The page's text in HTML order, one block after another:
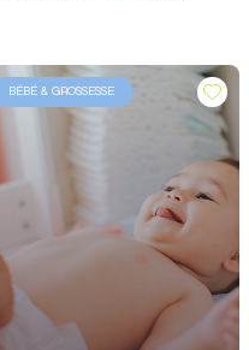
BÉBÉ & GROSSESSE